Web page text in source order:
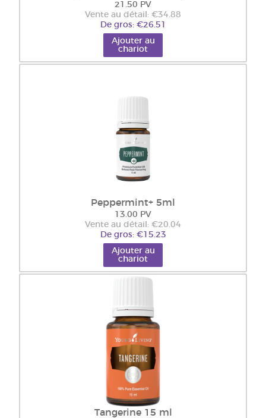
21.50 PV
Vente au détail: €34.88
De gros: €26.51
Ajouter au
chariot
Peppermint+ 5ml
13.00 PV
Vente au détail: €20.04
De gros: €15.23
Ajouter au
chariot
Tangerine 15 ml